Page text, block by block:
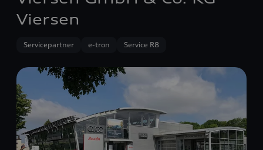
Viersen
Servicepartner e-tron Service R8